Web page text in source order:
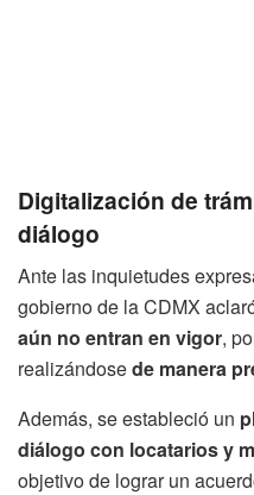
Digitalización de
diálogo
Ante las inquietudes
gobierno de la CDMX
aún no entran en vigor,
realizándosede manera
Además, se estableció un
diálogo con locatarios y
objetivo de lograr un